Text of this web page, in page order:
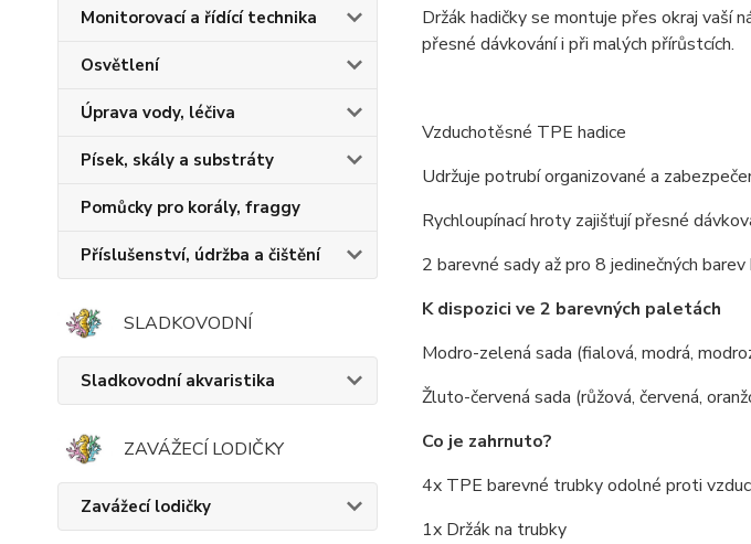
Monitorovací a řídící technika
Osvětlení
Úprava vody, léčiva
Písek, skály a substráty
Pomůcky pro korály, fraggy
Příslušenství, údržba a čištění
SLADKOVODNÍ
Sladkovodní akvaristika
ZAVÁŽECÍ LODIČKY
Zavážecí lodičky
Držák hadičky se montuje přes okraj vaší
přesné dávkování i při malých přírůstcích.
Vzduchotěsné TPE hadice
Udržuje potrubí organizované a
Rychloupínací hroty zajišťují přesné
2 barevné sady až pro 8 jedinečných barev
K dispozici ve 2 barevných paletách
Modro-zelená sada (fialová, modrá,
Žluto-červená sada (růžová, červená,
Co je zahrnuto?
4x TPE barevné trubky odolné proti
1x Držák na trubky